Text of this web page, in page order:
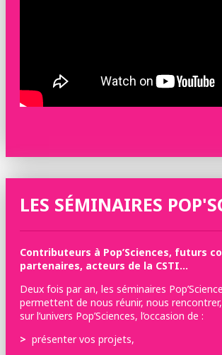
LES SÉMINAIRES
Contributeurs à Pop’Sciences, futurs
partenaires, acteurs de la CSTI…
Deux fois par an, les séminaires
permettent de nous réunir, nous
sur l’univers Pop’Sciences, l’occasion de :
> présenter vos projets,